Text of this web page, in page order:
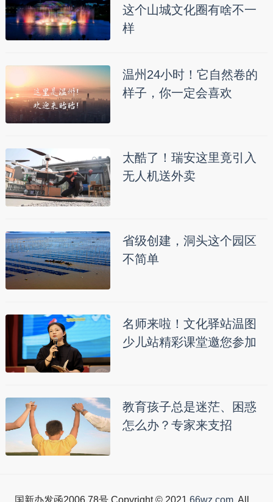
这个山城文化圈有啥不一
样
温州24小时！它自然卷的
样子，你一定会喜欢
太酷了！瑞安这里竟引入
无人机送外卖
省级创建，洞头这个园区
不简单
名师来啦！文化驿站温图
少儿站精彩课堂邀您参加
教育孩子总是迷茫、困惑
怎么办？专家来支招